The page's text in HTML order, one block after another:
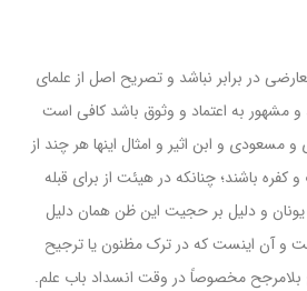
در برابر نباشد و تصریح اصل از علمای
و مشهور به اعتماد و وثوق باشد کافی است
مسعودی و ابن اثیر و امثال اینها هر چند از
کفره باشند؛ چنانکه در هیئت از برای قبله
و دلیل بر حجیت این ظن همان دلیل
و آن اینست که در ترک مظنون یا ترجیح
بلامرجح مخصوصاً در وقت انسداد باب علم.